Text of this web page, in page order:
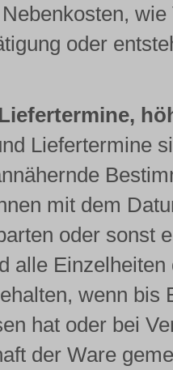
oder
Liefertermine
mit dem
oder sonst
alle
wenn bis
hat oder bei
der Ware